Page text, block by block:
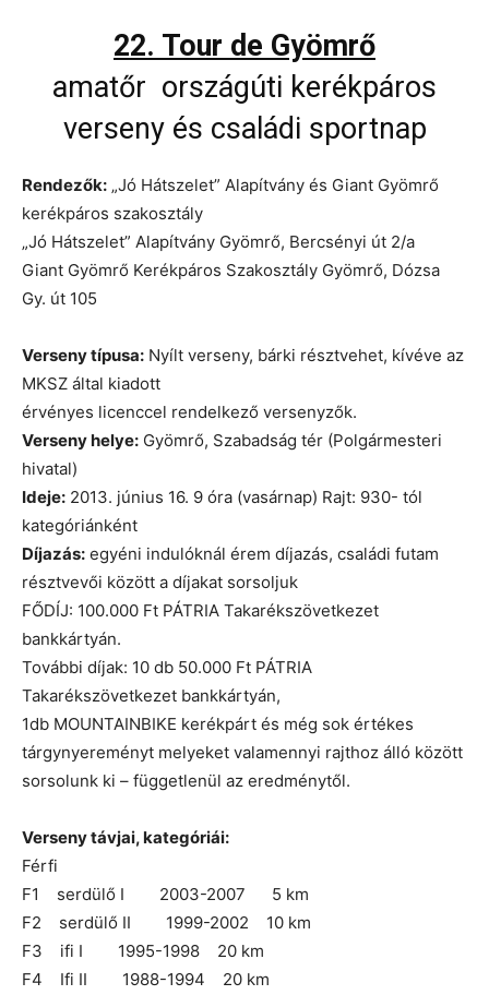
22. Tour de Gyömrő
amatőr országúti kerékpáros
verseny és családi sportnap
Rendezők: „Jó Hátszelet” Alapítvány és Giant Gyömrő
kerékpáros szakosztály
„Jó Hátszelet” Alapítvány Gyömrő, Bercsényi út 2/a
Giant Gyömrő Kerékpáros Szakosztály Gyömrő, Dózsa
Gy. út 105
Verseny típusa: Nyílt verseny, bárki résztvehet, kívéve az
MKSZ által kiadott
érvényes licenccel rendelkező versenyzők.
Verseny helye: Gyömrő, Szabadság tér (Polgármesteri
hivatal)
Ideje: 2013. június 16. 9 óra (vasárnap) Rajt: 930- tól
kategóriánként
Díjazás: egyéni indulóknál érem díjazás, családi futam
résztvevői között a díjakat sorsoljuk
FŐDÍJ: 100.000 Ft PÁTRIA Takarékszövetkezet
bankkártyán.
További díjak: 10 db 50.000 Ft PÁTRIA
Takarékszövetkezet bankkártyán,
1db MOUNTAINBIKE kerékpárt és még sok értékes
tárgynyereményt melyeket valamennyi rajthoz álló között
sorsolunk ki – függetlenül az eredménytől.
Verseny távjai, kategóriái:
Férfi
F1 serdülő I 2003-2007 5 km
F2 serdülő II 1999-2002 10 km
F3 ifi I 1995-1998 20 km
F4 Ifi II 1988-1994 20 km